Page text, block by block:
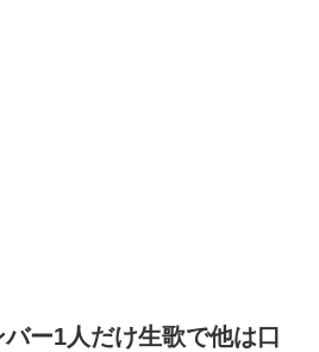
ー1人だけ生歌で他は口